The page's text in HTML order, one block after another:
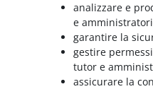
analizzare e
e
garantire la
gestire
tutor e
assicurare la